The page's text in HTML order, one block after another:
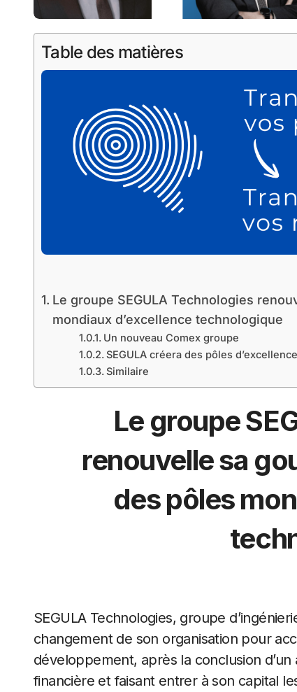
Table des matières
Le groupe SEGULA Technologies
mondiaux d’excellence technologique
Un nouveau Comex groupe
SEGULA créera des pôles
Similaire
Le groupe
renouvelle sa
des pôles
SEGULA Technologies, groupe
changement de son organisation pour
développement, après la conclusion
financière et faisant entrer à son capital